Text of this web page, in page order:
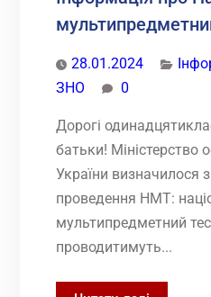
28.01.2024
ЗНО
0
Дорогі
батьки! Міністерство
України визначилося
проведення НМТ:
мультипредметний
проводитимуть...